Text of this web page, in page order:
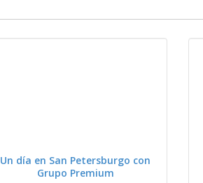
VER
Un día en San Petersburgo con
Grupo Premium